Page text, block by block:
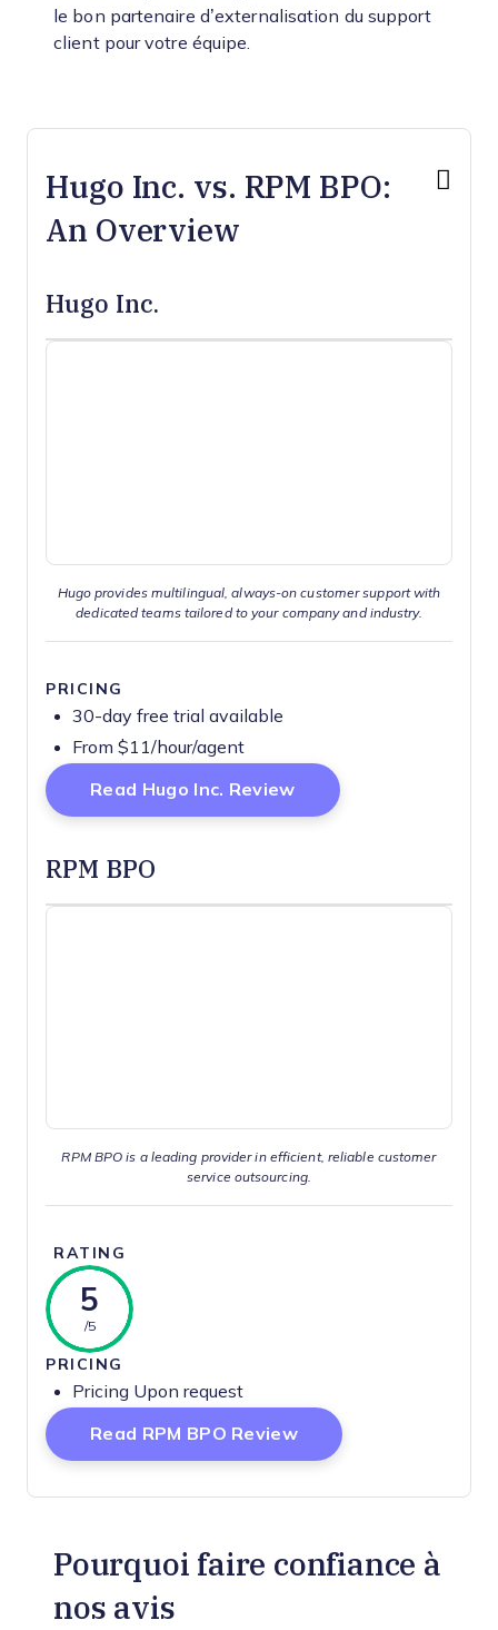
le bon partenaire d’externalisation du support
client pour votre équipe.
Hugo Inc. vs. RPM BPO:
An Overview
Hugo Inc.
Hugo provides multilingual, always-on customer support with
dedicated teams tailored to your company and industry.
PRICING
30-day free trial available
From $11/hour/agent
Read Hugo Inc. ReviewOpens New Window
RPM BPO
RPM BPO is a leading provider in efficient, reliable customer
service outsourcing.
RATING
5
/5
PRICING
Pricing Upon request
Read RPM BPO ReviewOpens New Window
Pourquoi faire confiance à
nos avis